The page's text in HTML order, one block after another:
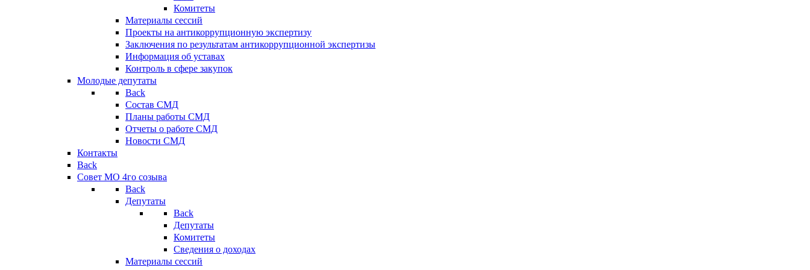
Комитеты
Материалы сессий
Проекты на антикоррупционную экспертизу
Заключения по результатам антикоррупционной экспертизы
Информация об уставах
Контроль в сфере закупок
Молодые депутаты
Back
Состав СМД
Планы работы СМД
Отчеты о работе СМД
Новости СМД
Контакты
Back
Совет МО 4го созыва
Back
Депутаты
Back
Депутаты
Комитеты
Сведения о доходах
Материалы сессий